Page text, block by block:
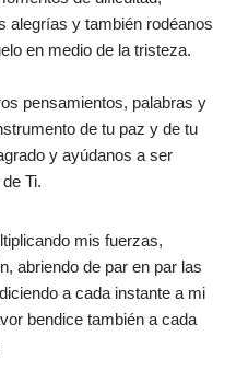
alegrías y también rodéanos
en medio de la tristeza.
pensamientos, palabras y
de tu paz y de tu
y ayúdanos a ser
Ti.
mis fuerzas,
abriendo de par en par las
a cada instante a mi
bendice también a cada